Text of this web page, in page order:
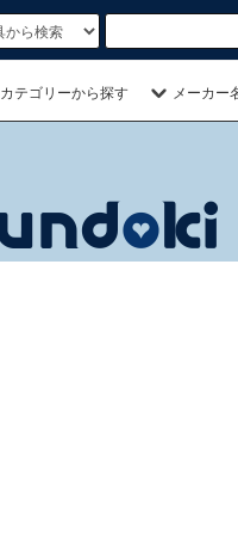
カテゴリーから探す メーカー